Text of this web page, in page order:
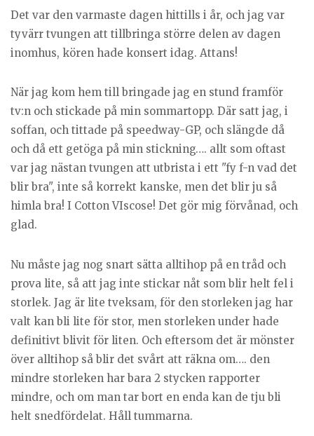
Det var den varmaste dagen hittills i år, och jag var
tyvärr tvungen att tillbringa större delen av dagen
inomhus, kören hade konsert idag. Attans!
När jag kom hem till bringade jag en stund framför
tv:n och stickade på min sommartopp. Där satt jag, i
soffan, och tittade på speedway-GP, och slängde då
och då ett getöga på min stickning…. allt som oftast
var jag nästan tvungen att utbrista i ett "fy f-n vad det
blir bra", inte så korrekt kanske, men det blir ju så
himla bra! I Cotton VIscose! Det gör mig förvånad, och
glad.
Nu måste jag nog snart sätta alltihop på en tråd och
prova lite, så att jag inte stickar nåt som blir helt fel i
storlek. Jag är lite tveksam, för den storleken jag har
valt kan bli lite för stor, men storleken under hade
definitivt blivit för liten. Och eftersom det är mönster
över alltihop så blir det svårt att räkna om…. den
mindre storleken har bara 2 stycken rapporter
mindre, och om man tar bort en enda kan de tju bli
helt snedfördelat. Håll tummarna.